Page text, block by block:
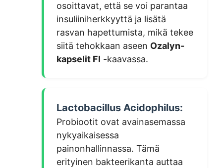
osoittavat, että se voi parantaa
insuliiniherkkyyttä ja lisätä
rasvan hapettumista, mikä tekee
siitä tehokkaan aseen Ozalyn-
kapselit FI -kaavassa.
Lactobacillus Acidophilus:
Probiootit ovat avainasemassa
nykyaikaisessa
painonhallinnassa. Tämä
erityinen bakteerikanta auttaa